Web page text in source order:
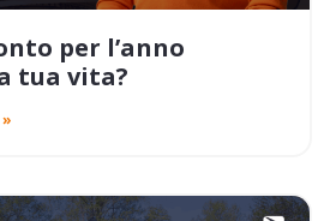
per l’anno
tua vita?